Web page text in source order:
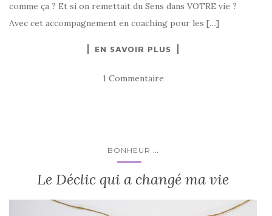
comme ça ? Et si on remettait du Sens dans VOTRE vie ?
Avec cet accompagnement en coaching pour les […]
EN SAVOIR PLUS
1 Commentaire
BONHEUR ...
Le Déclic qui a changé ma vie